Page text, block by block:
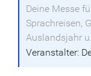
Deine Messe
Sprachreisen,
Auslandsjahr
Veranstalter: